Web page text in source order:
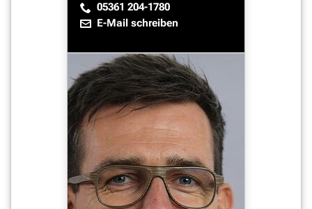
05361 204-1780
E-Mail schreiben